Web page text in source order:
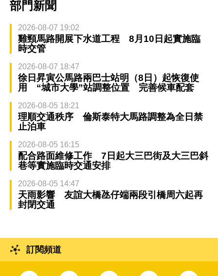
部門新聞
2026-08-07 19:02
雞頸馬路開展下水道工程 8月10日起實施臨
時交管
2026-08-07 18:47
徐日昇寅公馬路兩巴士站明（8日）起恢復使
用 “城市大學”站調整位置 完善候車配套
2026-08-05 18:21
理順交通秩序 倫斯泰特大馬路調整為全日禁
止泊車
2026-08-05 16:15
配合路面維修工作 7日起大三巴街及大三巴斜
巷等實施臨時交通安排
2026-08-05 14:47
天雨影響 友誼大橋氹仔端兩段引橋周六起再
封閉交通
訂閱頻道